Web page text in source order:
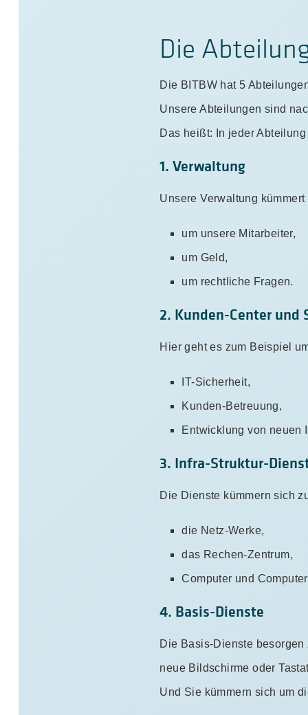
Die
Die BITBW hat 5
Unsere Abteilungen sind
Das heißt: In jeder
1. Verwaltung
Unsere Verwaltung
um unsere Mitarbeiter,
um Geld,
um rechtliche Fragen.
2. Kunden-Center und
Hier geht es zum Beispiel
IT-Sicherheit,
Kunden-Betreuung,
Entwicklung von neuen
3. Infra-Struktur-
Die Dienste kümmern sich
die Netz-Werke,
das Rechen-Zentrum,
Computer und
4. Basis-Dienste
Die Basis-Dienste
neue Bildschirme oder
Und Sie kümmern sich um